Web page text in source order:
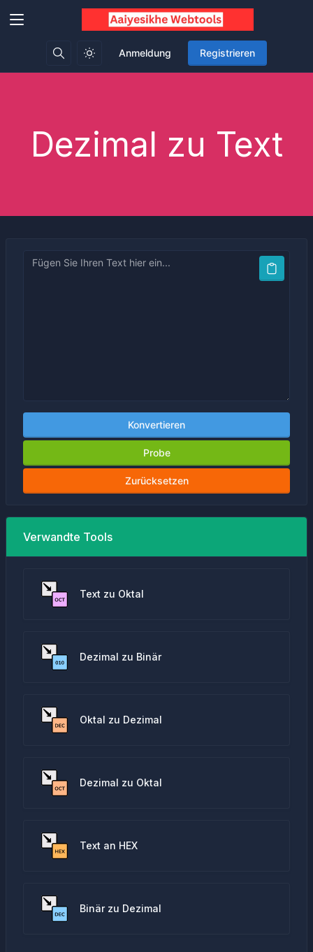
Anmeldung Registrieren
Dezimal zu Text
Konvertieren
Probe
Zurücksetzen
Verwandte Tools
Text zu Oktal
Dezimal zu Binär
Oktal zu Dezimal
Dezimal zu Oktal
Text an HEX
Binär zu Dezimal